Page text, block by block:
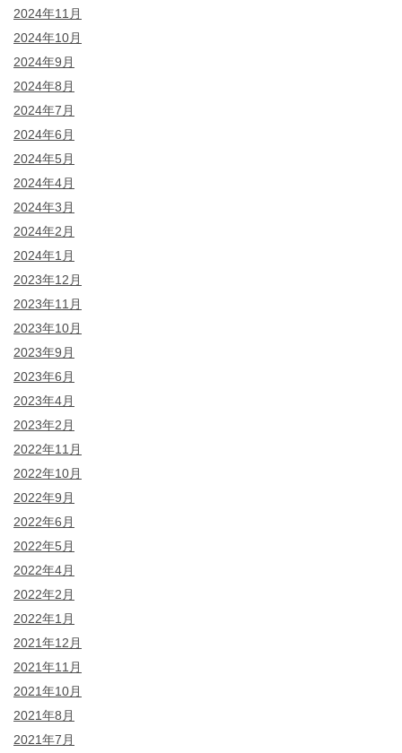
2024年11月
2024年10月
2024年9月
2024年8月
2024年7月
2024年6月
2024年5月
2024年4月
2024年3月
2024年2月
2024年1月
2023年12月
2023年11月
2023年10月
2023年9月
2023年6月
2023年4月
2023年2月
2022年11月
2022年10月
2022年9月
2022年6月
2022年5月
2022年4月
2022年2月
2022年1月
2021年12月
2021年11月
2021年10月
2021年8月
2021年7月